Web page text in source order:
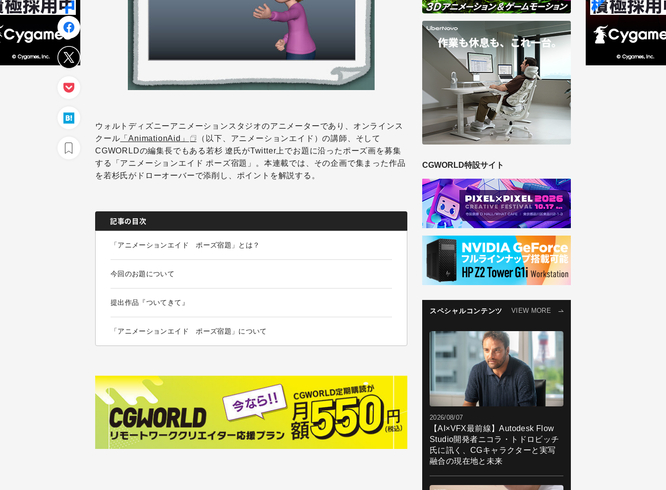
ウォルトディズニーアニメーションスタジオのアニメーターであり、オンラインス
クール 「AnimationAid」
（以下、アニメーションエイド）の講師、そして
CGWORLDの編集長でもある若杉 遼氏がTwitter上でお題に沿ったポーズ画を募集
する「アニメーションエイド ポーズ宿題」。本連載では、その企画で集まった作品
を若杉氏がドローオーバーで添削し、ポイントを解説する。
記事の目次
「アニメーションエイド ポーズ宿題」とは？
今回のお題について
提出作品『ついてきて』
「アニメーションエイド ポーズ宿題」について
CGWORLD特設サイト
スペシャルコンテンツ VIEW MORE
2026/08/07
【AI×VFX最前線】Autodesk Flow
Studio開発者ニコラ・トドロビッチ
氏に訊く、CGキャラクターと実写
融合の現在地と未来